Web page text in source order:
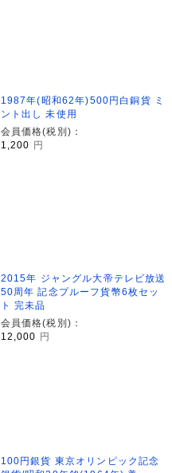
1987年(昭和62年)500円白銅貨 ミ
ント出し 未使用
会員価格(税別)：
1,200 円
2015年 ジャングル大帝テレビ放送
50周年 記念プルーフ貨幣6枚セッ
ト 完未品
会員価格(税別)：
12,000 円
100円銀貨 東京オリンピック記念